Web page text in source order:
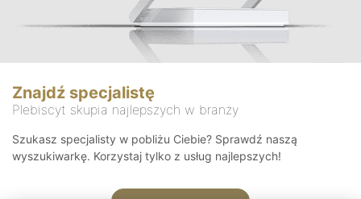
Znajdź specjalistę
Plebiscyt skupia najlepszych w branży
Szukasz specjalisty w pobliżu Ciebie? Sprawdź naszą
wyszukiwarkę. Korzystaj tylko z usług najlepszych!